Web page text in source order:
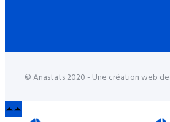
© Anastats 2020 - Une création web de